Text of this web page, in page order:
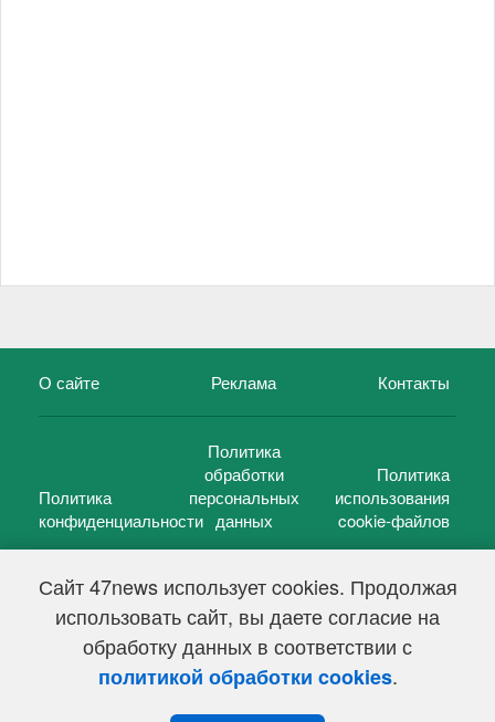
Сайт 47news использует cookies. Продолжая
использовать сайт, вы даете согласие на
обработку данных в соответствии с
политикой обработки cookies.
О сайте Реклама Контакты
Политика
конфиденциальности
Политика
обработки
персональных
данных
Политика
использования
cookie-файлов
47 новостей (47 news)2005 — 2026 г.
Свидетельство о регистрации СМИ Эл № ФС 77-39848, выдано
Федеральной службой по надзору в сфере связи,
информационных технологий и массовых коммуникаций